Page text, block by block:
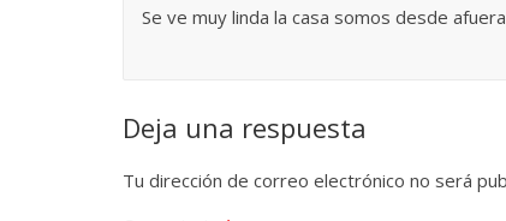
Se ve muy linda la casa somos desde
Deja una respuesta
Tu dirección de correo electrónico no será